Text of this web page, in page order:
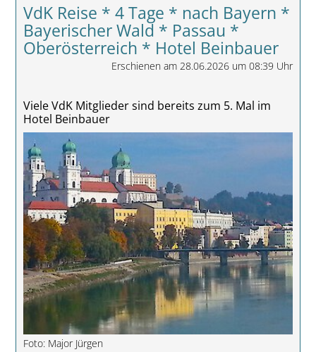
VdK Reise * 4 Tage * nach Bayern *
Bayerischer Wald * Passau *
Oberösterreich * Hotel Beinbauer
Erschienen am 28.06.2026 um 08:39 Uhr
Viele VdK Mitglieder sind bereits zum 5. Mal im
Hotel Beinbauer
Foto: Major Jürgen